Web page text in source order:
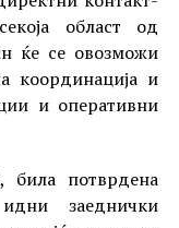
област од
ќе се овозможи
координација и
и оперативни
потврдена
заеднички